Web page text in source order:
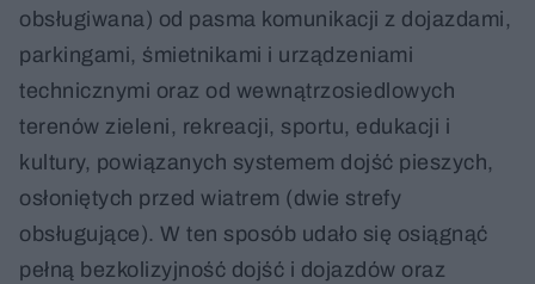
obsługiwana) od pasma komunikacji z dojazdami,
parkingami, śmietnikami i urządzeniami
technicznymi oraz od wewnątrzosiedlowych
terenów zieleni, rekreacji, sportu, edukacji i
kultury, powiązanych systemem dojść pieszych,
osłoniętych przed wiatrem (dwie strefy
obsługujące). W ten sposób udało się osiągnąć
pełną bezkolizyjność dojść i dojazdów oraz